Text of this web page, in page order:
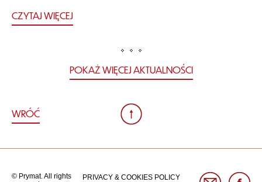
CZYTAJ WIĘCEJ
POKAŻ WIĘCEJ AKTUALNOŚCI
WRÓĆ
© Prymat. All rights
PRIVACY & COOKIES POLICY